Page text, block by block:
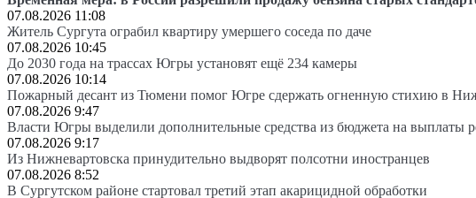
07.08.2026 11:08
Житель Сургута ограбил квартиру умершего соседа по даче
07.08.2026 10:45
До 2030 года на трассах Югры установят ещё 234 камеры
07.08.2026 10:14
Пожарный десант из Тюмени помог Югре сдержать огненную стихию в
07.08.2026 9:47
Власти Югры выделили дополнительные средства из бюджета на выплаты
07.08.2026 9:17
Из Нижневартовска принудительно выдворят полсотни иностранцев
07.08.2026 8:52
В Сургутском районе стартовал третий этап акарицидной обработки